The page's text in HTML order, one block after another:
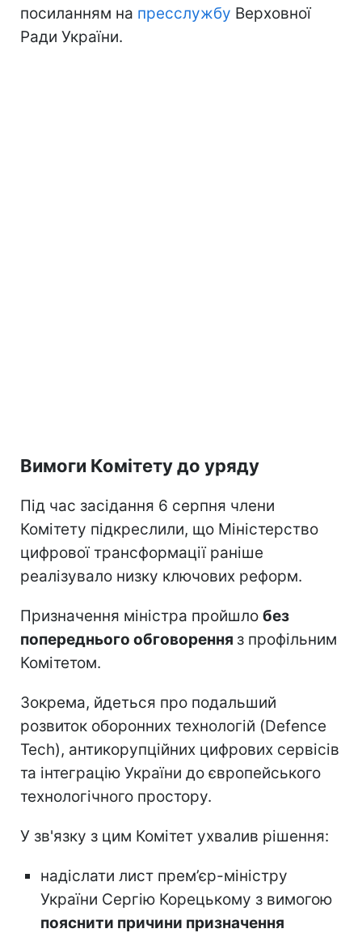
посиланням на пресслужбу Верховної
Ради України.
Вимоги Комітету до уряду
Під час засідання 6 серпня члени
Комітету підкреслили, що Міністерство
цифрової трансформації раніше
реалізувало низку ключових реформ.
Призначення міністра пройшло без
попереднього обговорення з профільним
Комітетом.
Зокрема, йдеться про подальший
розвиток оборонних технологій (Defence
Tech), антикорупційних цифрових сервісів
та інтеграцію України до європейського
технологічного простору.
У зв'язку з цим Комітет ухвалив рішення:
надіслати лист прем’єр-міністру
України Сергію Корецькому з вимогою
пояснити причини призначення